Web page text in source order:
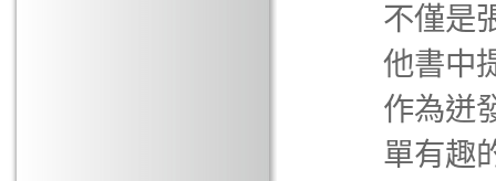
不僅是
他書中
作為迸
單有趣